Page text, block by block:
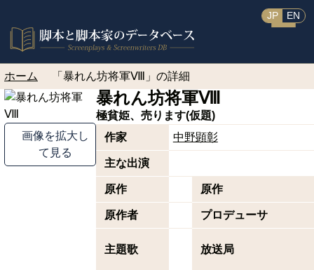
JP EN
ホーム 「暴れん坊将軍Ⅷ」の詳細
画像を拡大し
て見る
暴れん坊将軍Ⅷ
極貧姫、売ります(仮題)
作家
中野顕彰
主な出演
原作 原作
原作者 プロデューサ
主題歌 放送局